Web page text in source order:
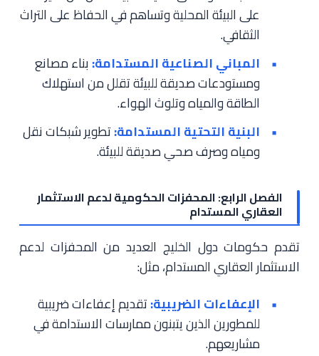
على البيئة المحلية وتساهم في الحفاظ على التراث
الثقافي.
المباني الصناعية المستدامة: بناء مصانع
ومستودعات صديقة للبيئة تقلل من استهلاك
الطاقة والمياه وتلوث الهواء.
البنية التحتية المستدامة:تطوير شبكات نقل
ومياه وصرف صحي صديقة للبيئة.
الفصل الرابع: المحفزات الحكومية لدعم الاستثمار
العقاري المستدام
تقدم حكومات دول الخليج العديد من المحفزات لدعم
الاستثمار العقاري المستدام، مثل:
الإعفاءات الضريبية:تقديم إعفاءات ضريبية
للمطورين الذين يتبنون ممارسات الاستدامة في
مشاريعهم.